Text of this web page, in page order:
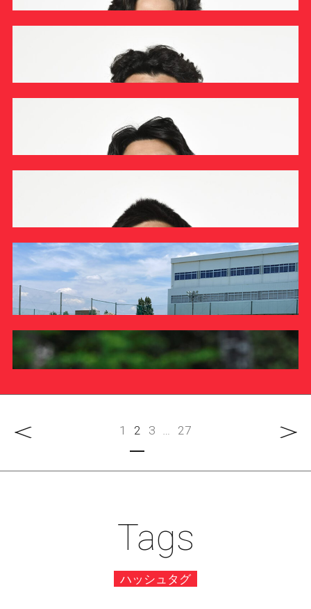
ラグビー部 2026年度【1年生インタビュー】坪ルータ
ラグビー部 2026年度【1年生インタビュー】笹岡空翔
ラグビー部 2026年度【1年生インタビュー】坂本一馬
INTERVIEW
ラグビー部
ラグビー部 2026年度【1年生インタビュー】徐将紀
INTERVIEW
ラグビー部 2026年度【1年生インタビュー】三治蒼生
INTERVIEW
八王子キャンパスにて、ボルシア・ドルトムントサッカ
ークリニック1DAYトレーニングキャンプ …
1 2 3 … 27
Tags
ハッシュタグ